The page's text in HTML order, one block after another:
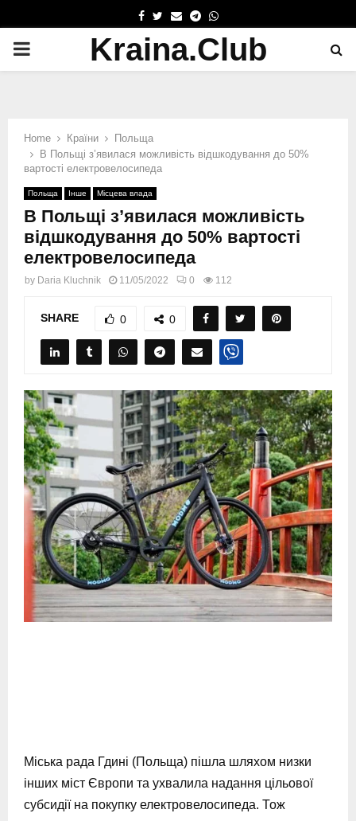
FACEBOOK
TWITTER
EMAILTELEGRAM
WHATSAPP
PRIMARYKraina.Club
Home Країни
Польща
В Польщі з’явилася можливість відшкодування до 50%
вартості електровелосипеда
Польща Інше Місцева влада
В Польщі з’явилася можливість
відшкодування до 50% вартості
електровелосипеда
by Daria Kluchnik 11/05/2022 0 112
SHARE 0 0
Міська рада Гдині (Польща) пішла шляхом низки
інших міст Європи та ухвалила надання цільової
субсидії на покупку електровелосипеда. Тож